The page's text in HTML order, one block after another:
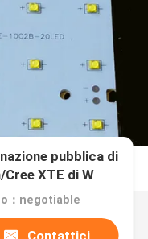
pubblica di
XTE di W
：negotiable
Contattici